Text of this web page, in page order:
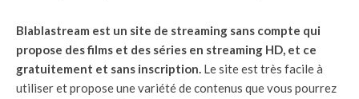
Blablastream est un site de streaming sans compte qui
propose des films et des séries en streaming HD, et ce
gratuitement et sans inscription. Le site est très facile à
utiliser et propose une variété de contenus que vous pourrez